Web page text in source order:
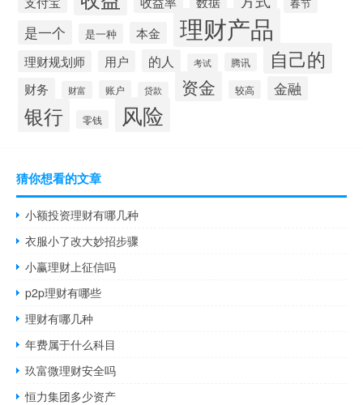
是一个 是一种 本金 理财产品
理财规划师 用户 的人 考试 腾讯 自己的
财务 财富 账户 贷款 资金 较高 金融
银行 零钱 风险
猜你想看的文章
小额投资理财有哪几种
衣服小了改大妙招步骤
小赢理财上征信吗
p2p理财有哪些
理财有哪几种
年费属于什么科目
玖富微理财安全吗
恒力集团多少资产